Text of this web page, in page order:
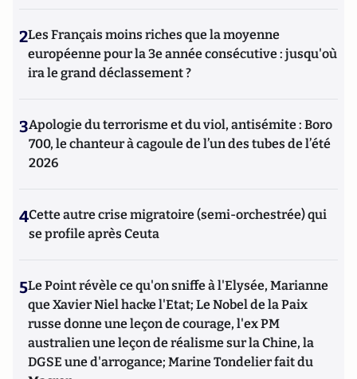
2Les Français moins riches que la moyenne
européenne pour la 3e année consécutive : jusqu'où
ira le grand déclassement ?
3Apologie du terrorisme et du viol, antisémite : Boro
700, le chanteur à cagoule de l’un des tubes de l’été
2026
4Cette autre crise migratoire (semi-orchestrée) qui
se profile après Ceuta
5Le Point révèle ce qu'on sniffe à l'Elysée, Marianne
que Xavier Niel hacke l'Etat; Le Nobel de la Paix
russe donne une leçon de courage, l'ex PM
australien une leçon de réalisme sur la Chine, la
DGSE une d'arrogance; Marine Tondelier fait du